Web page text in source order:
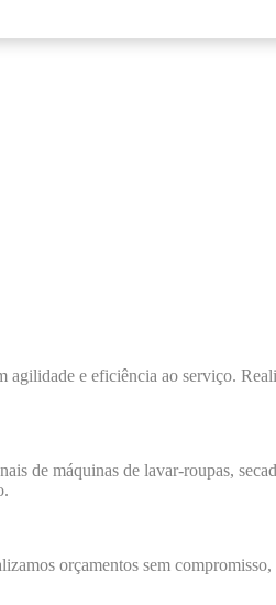
e eficiência ao serviço.
de máquinas de lavar-roupas,
orçamentos sem